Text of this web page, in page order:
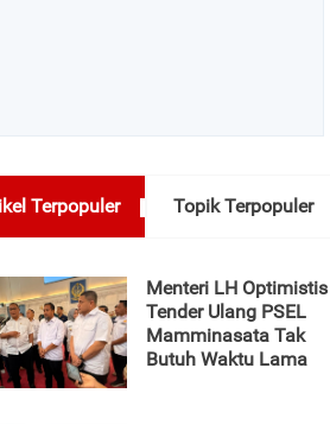
Terpopuler Topik Terpopuler
Menteri LH Optimistis
Tender Ulang PSEL
Mamminasata Tak
Butuh Waktu Lama